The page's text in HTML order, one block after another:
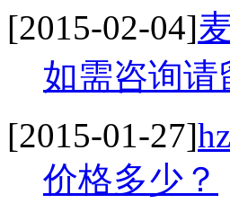
[2015-02-04]
如需咨询请
[2015-01-27]
价格多少？